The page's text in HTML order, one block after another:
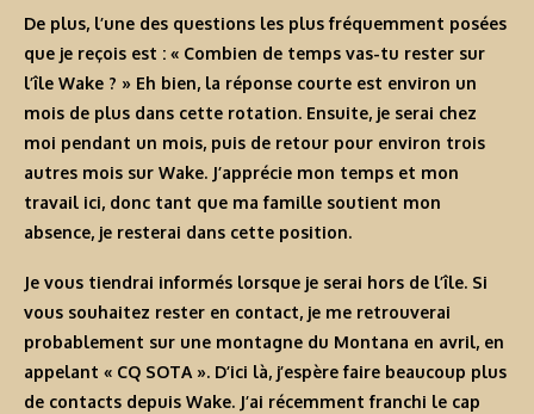
De plus, l’une des questions les plus fréquemment posées
que je reçois est : « Combien de temps vas-tu rester sur
l’île Wake ? » Eh bien, la réponse courte est environ un
mois de plus dans cette rotation. Ensuite, je serai chez
moi pendant un mois, puis de retour pour environ trois
autres mois sur Wake. J’apprécie mon temps et mon
travail ici, donc tant que ma famille soutient mon
absence, je resterai dans cette position.
Je vous tiendrai informés lorsque je serai hors de l’île. Si
vous souhaitez rester en contact, je me retrouverai
probablement sur une montagne du Montana en avril, en
appelant « CQ SOTA ». D’ici là, j’espère faire beaucoup plus
de contacts depuis Wake. J’ai récemment franchi le cap